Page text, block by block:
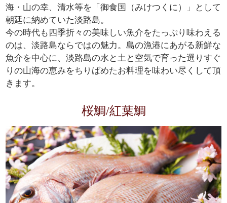
海・山の幸、清水等を「御食国（みけつくに）」として
朝廷に納めていた淡路島。
今の時代も四季折々の美味しい魚介をたっぷり味わえる
のは、淡路島ならではの魅力。島の漁港にあがる新鮮な
魚介を中心に、淡路島の水と土と空気で育った選りすぐ
りの山海の恵みをちりばめたお料理を味わい尽くして頂
きます。
桜鯛/紅葉鯛